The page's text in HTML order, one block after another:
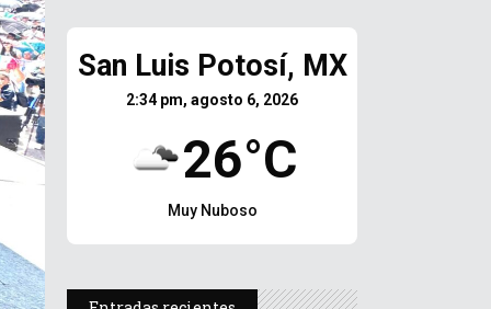
San Luis Potosí, MX
2:34 pm, agosto 6, 2026
26°C
Muy Nuboso